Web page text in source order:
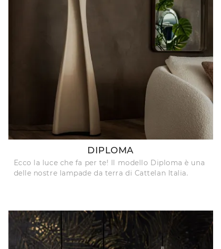
DIPLOMA
Ecco la luce che fa per te! Il modello Diploma è una
delle nostre lampade da terra di Cattelan Italia.